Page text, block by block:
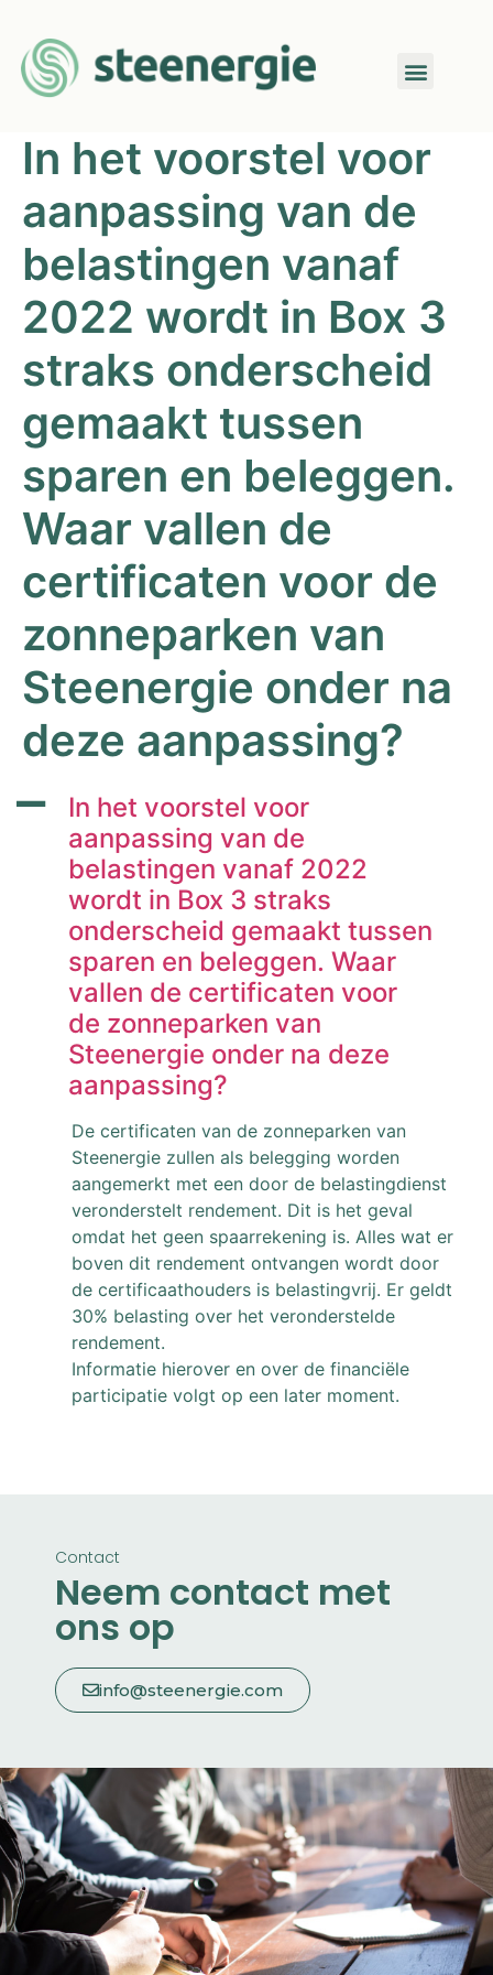
In het voorstel voor
aanpassing van de
belastingen vanaf
2022 wordt in Box 3
straks onderscheid
gemaakt tussen
sparen en beleggen.
Waar vallen de
certificaten voor de
zonneparken van
Steenergie onder na
deze aanpassing?
A
In het voorstel voor
aanpassing van de
belastingen vanaf 2022
wordt in Box 3 straks
onderscheid gemaakt tussen
sparen en beleggen. Waar
vallen de certificaten voor
de zonneparken van
Steenergie onder na deze
aanpassing?
De certificaten van de zonneparken van
Steenergie zullen als belegging worden
aangemerkt met een door de belastingdienst
veronderstelt rendement. Dit is het geval
omdat het geen spaarrekening is. Alles wat er
boven dit rendement ontvangen wordt door
de certificaathouders is belastingvrij. Er geldt
30% belasting over het veronderstelde
rendement.
Informatie hierover en over de financiële
participatie volgt op een later moment.
Contact
Neem contact met
ons op
info@steenergie.com